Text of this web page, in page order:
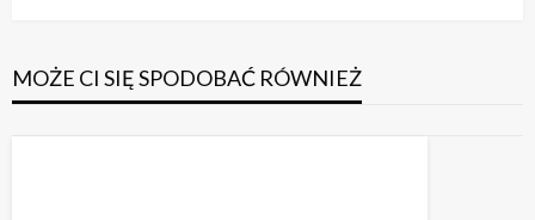
MOŻE CI SIĘ SPODOBAĆ RÓWNIEŻ